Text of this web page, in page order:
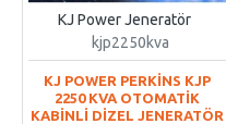
KJ Power Jeneratör
kjp2250kva
KJ POWER PERKİNS KJP
2250 KVA OTOMATİK
KABİNLİ DİZEL JENERATÖR